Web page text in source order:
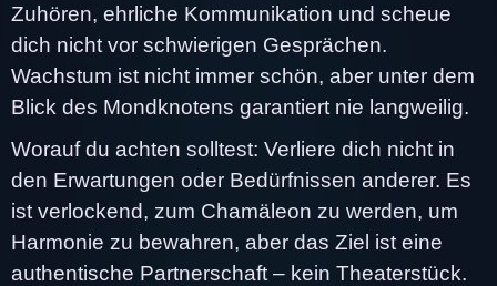
Zuhören, ehrliche Kommunikation und scheue
dich nicht vor schwierigen Gesprächen.
Wachstum ist nicht immer schön, aber unter dem
Blick des Mondknotens garantiert nie langweilig.
Worauf du achten solltest: Verliere dich nicht in
den Erwartungen oder Bedürfnissen anderer. Es
ist verlockend, zum Chamäleon zu werden, um
Harmonie zu bewahren, aber das Ziel ist eine
authentische Partnerschaft – kein Theaterstück.